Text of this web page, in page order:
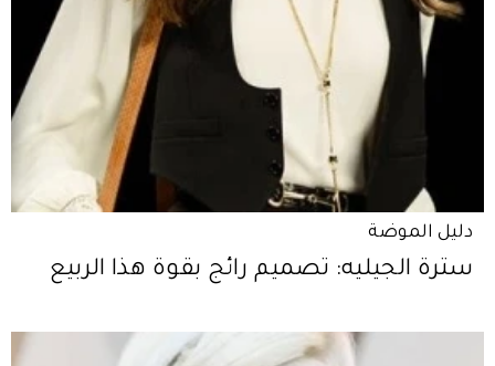
دليل الموضة
سترة الجيليه: تصميم رائج بقوة هذا الربيع